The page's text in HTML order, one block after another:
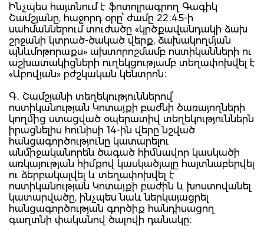
Ինչպես հայտնում է ֆոտոլրագրող Գագիկ
Շամշյանը, հաջորդ օրը՝ ժամը 22։45-ի
սահմաններում տուժածը «կրծքավանդակի ձախ
շրջանի կտրած-ծակած վերք, ձախակողմյան
պնևմոթորաքս» ախտորոշմամբ ոստիկանների ու
աշխատակիցների ուղեկցությամբ տեղափոխվել է
«Աբովյան» բժշկական կենտրոն։
Գ․ Շամշյանի տեղեկություններով՝
ոստիկանության Կոտայքի բաժնի ծառայողների
կողմից ստացված օպերատիվ տեղեկություններն
իրացնելիս հունիսի 14-ին վերը նշված
հանցագործությունը կատարելու
անմիջականորեն ծագած հիմնավոր կասկածի
առկայության հիմքով կասկածյալը հայտնաբերվել
ու ձերբակալվել և տեղափոխվել է
ոստիկանության Կոտայքի բաժին և խոստովանել
կատարվածը, ինչպես նաև ներկայացրել
հանցագործության գործիք հանդիսացող
գաղտնի փականով ծալովի դանակը։